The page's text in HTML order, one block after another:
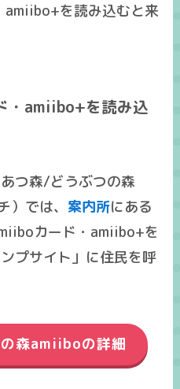
を読み込むと来
・amiibo+を読み込
つ森/どうぶつの森
では、 案内所にある
カード・amiibo+を
プサイト」に住民を呼
森amiiboの詳細